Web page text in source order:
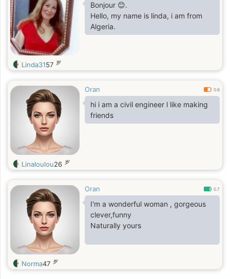
Bonjour 😊.
Hello, my name is linda, i am from
Algeria.
Linda3157 岁
Oran 0.6
hi i am a civil engineer l like making
friends
Linaloulou26 岁
Oran 0.7
I'm a wonderful woman , gorgeous
clever,funny
Naturally yours
Norma47 岁